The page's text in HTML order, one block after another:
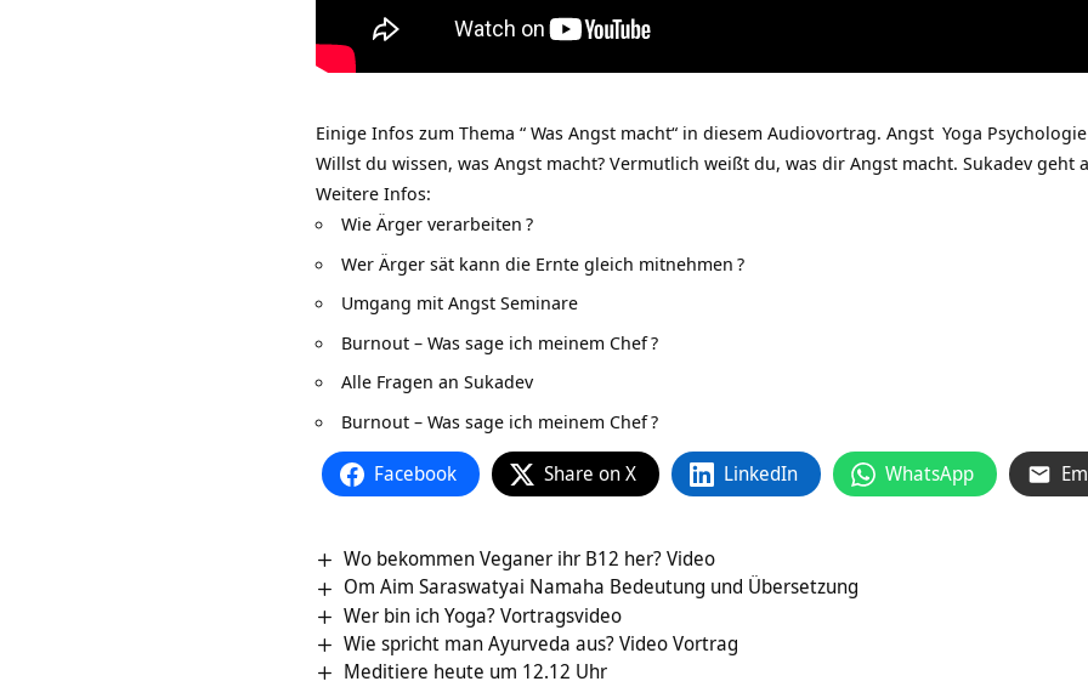
Einige Infos zum Thema “ Was Angst macht“ in diesem Audiovortrag. Angst Yoga Psychologie
Willst du wissen, was Angst macht? Vermutlich weißt du, was dir Angst macht. Sukadev geht
Weitere Infos:
Wie Ärger verarbeiten ?
Wer Ärger sät kann die Ernte gleich mitnehmen ?
Umgang mit Angst Seminare
Burnout – Was sage ich meinem Chef?
Alle Fragen an Sukadev
Burnout – Was sage ich meinem Chef?
Facebook Share on X LinkedIn WhatsApp
Wo bekommen Veganer ihr B12 her? Video
Om Aim Saraswatyai Namaha Bedeutung und Übersetzung
Wer bin ich Yoga? Vortragsvideo
Wie spricht man Ayurveda aus? Video Vortrag
Meditiere heute um 12.12 Uhr